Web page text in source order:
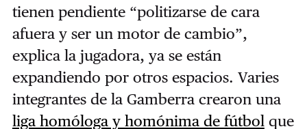
tienen pendiente “politizarse de cara
afuera y ser un motor de cambio”,
explica la jugadora, ya se están
expandiendo por otros espacios. Varies
integrantes de la Gamberra crearon una
liga homóloga y homónima de fútbol que